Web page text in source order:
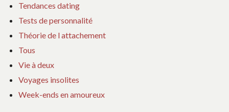
Tendances dating
Tests de personnalité
Théorie de l attachement
Tous
Vie à deux
Voyages insolites
Week-ends en amoureux